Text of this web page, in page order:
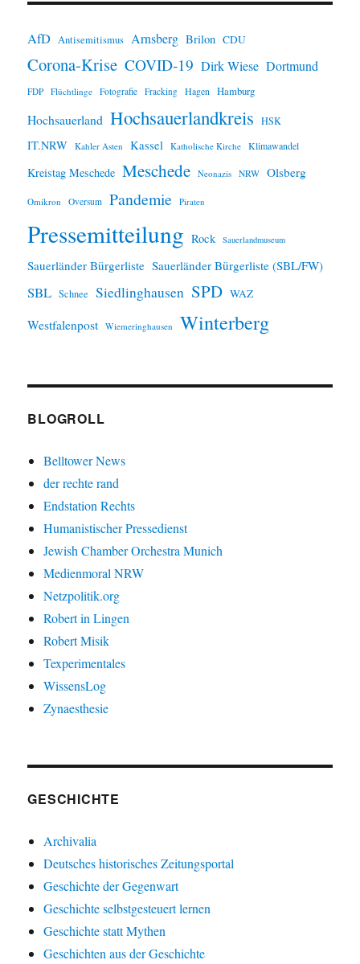
AfD Antisemitismus Arnsberg Brilon CDU
Corona-Krise COVID-19 Dirk Wiese Dortmund
FDP Flüchtlinge Fotografie Fracking Hagen Hamburg
Hochsauerland Hochsauerlandkreis HSK
IT.NRW Kahler Asten Kassel Katholische Kirche Klimawandel
Kreistag Meschede Meschede Neonazis NRW Olsberg
Omikron Oversum Pandemie Piraten
Pressemitteilung Rock Sauerlandmuseum
Sauerländer Bürgerliste Sauerländer Bürgerliste (SBL/FW)
SBL Schnee Siedlinghausen SPD WAZ
Westfalenpost Wiemeringhausen Winterberg
BLOGROLL
Belltower News
der rechte rand
Endstation Rechts
Humanistischer Pressedienst
Jewish Chamber Orchestra Munich
Medienmoral NRW
Netzpolitik.org
Robert in Lingen
Robert Misik
Texperimentales
WissensLog
Zynaesthesie
GESCHICHTE
Archivalia
Deutsches historisches Zeitungsportal
Geschichte der Gegenwart
Geschichte selbstgesteuert lernen
Geschichte statt Mythen
Geschichten aus der Geschichte